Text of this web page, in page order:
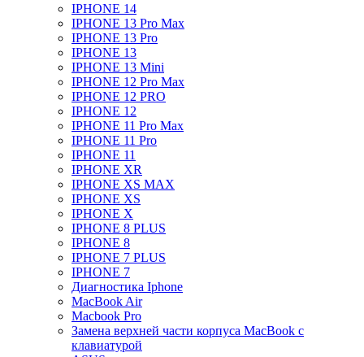
IPHONE 14
IPHONE 13 Pro Max
IPHONE 13 Pro
IPHONE 13
IPHONE 13 Mini
IPHONE 12 Pro Max
IPHONE 12 PRO
IPHONE 12
IPHONE 11 Pro Max
IPHONE 11 Pro
IPHONE 11
IPHONE XR
IPHONE XS MAX
IPHONE XS
IPHONE X
IPHONE 8 PLUS
IPHONE 8
IPHONE 7 PLUS
IPHONE 7
Диагностика Iphone
MacBook Air
Macbook Pro
Замена верхней части корпуса MacBook с
клавиатурой